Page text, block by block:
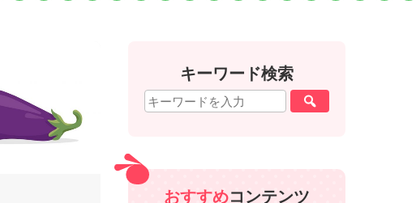
キーワード検索
おすすめコンテンツ